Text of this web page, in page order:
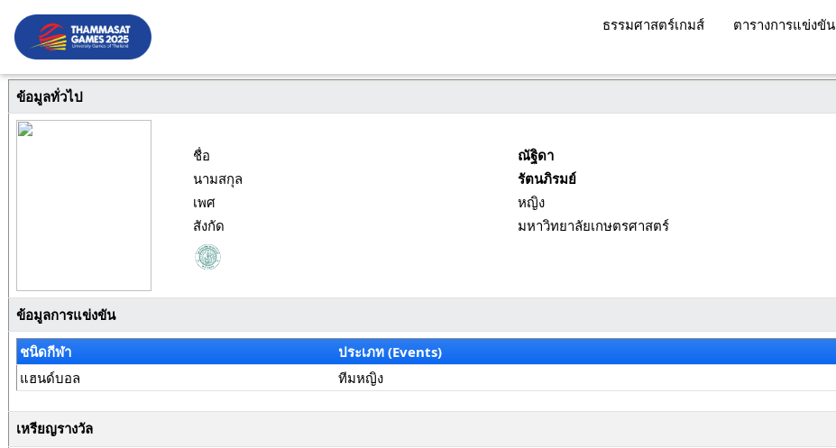
ธรรมศาสตร์เกมส์ ตารางการแข่งขัน
ข้อมูลทั่วไป
ชื่อ
ณัฐิดา
นามสกุล
รัตนภิรมย์
เพศ
หญิง
สังกัด
มหาวิทยาลัยเกษตรศาสตร์
ข้อมูลการแข่งขัน
ชนิดกีฬา
ประเภท (Events)
แฮนด์บอล
ทีมหญิง
เหรียญรางวัล